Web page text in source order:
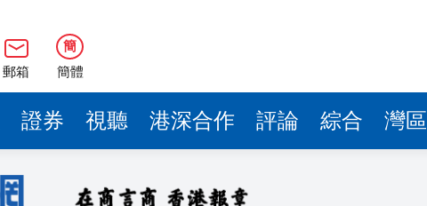
郵箱
簡
簡體
證券 視聽 港深合作 評論 綜合 灣區